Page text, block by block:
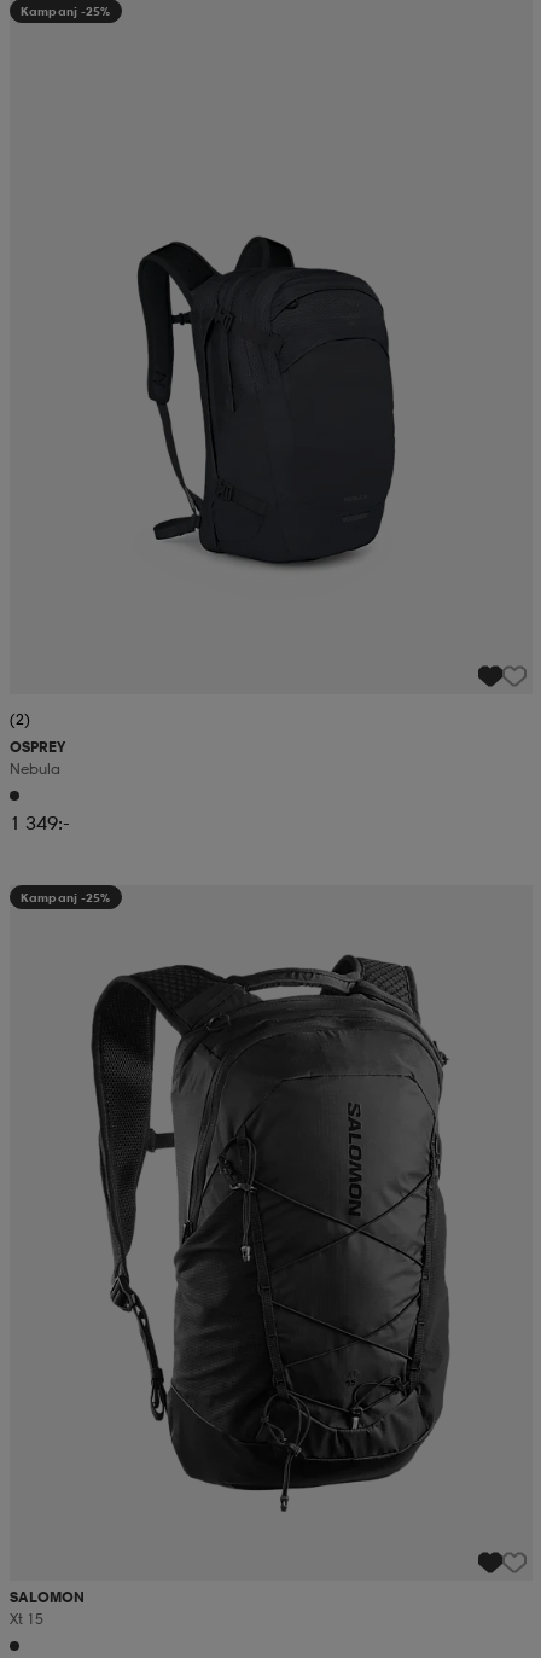
Kampanj -25%
(2)
OSPREY
Nebula
1 349:-
Kampanj -25%
SALOMON
Xt 15